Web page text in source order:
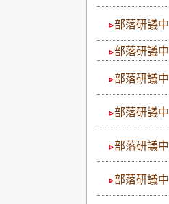
部落研議中
部落研議中
部落研議中
部落研議中
部落研議中
部落研議中